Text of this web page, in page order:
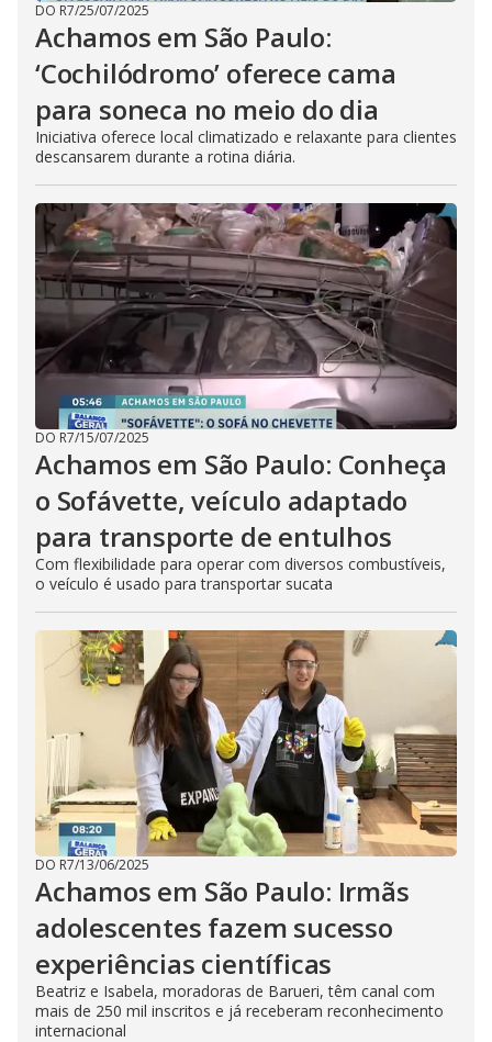
DO R7/25/07/2025
Achamos em São Paulo:
‘Cochilódromo’ oferece cama
para soneca no meio do dia
Iniciativa oferece local climatizado e relaxante para clientes
descansarem durante a rotina diária.
DO R7/15/07/2025
Achamos em São Paulo: Conheça
o Sofávette, veículo adaptado
para transporte de entulhos
Com flexibilidade para operar com diversos combustíveis,
o veículo é usado para transportar sucata
DO R7/13/06/2025
Achamos em São Paulo: Irmãs
adolescentes fazem sucesso
experiências científicas
Beatriz e Isabela, moradoras de Barueri, têm canal com
mais de 250 mil inscritos e já receberam reconhecimento
internacional